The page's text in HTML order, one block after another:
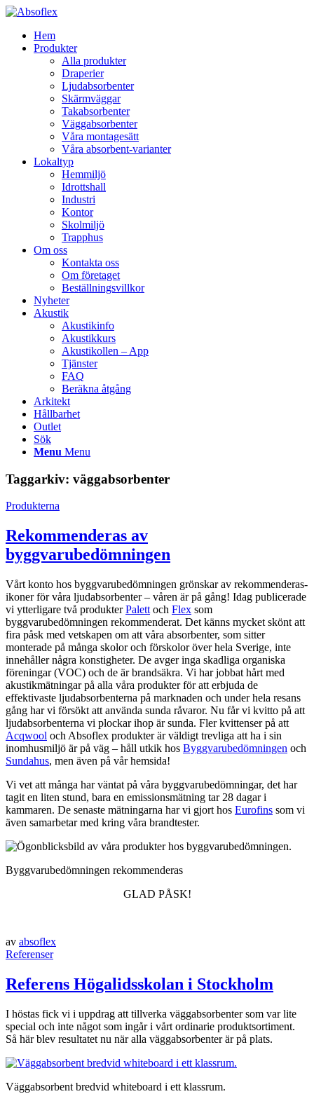
Hem
Produkter
Alla produkter
Draperier
Ljudabsorbenter
Skärmväggar
Takabsorbenter
Väggabsorbenter
Våra montagesätt
Våra absorbent-varianter
Lokaltyp
Hemmiljö
Idrottshall
Industri
Kontor
Skolmiljö
Trapphus
Om oss
Kontakta oss
Om företaget
Beställningsvillkor
Nyheter
Akustik
Akustikinfo
Akustikkurs
Akustikollen – App
Tjänster
FAQ
Beräkna åtgång
Arkitekt
Hållbarhet
Outlet
Sök
Menu Menu
Taggarkiv: väggabsorbenter
Produkterna
Rekommenderas av
byggvarubedömningen
Vårt konto hos byggvarubedömningen grönskar av rekommenderas-
ikoner för våra ljudabsorbenter – våren är på gång! Idag publicerade
vi ytterligare två produkterPalett och Flex som
byggvarubedömningen rekommenderat. Det känns mycket skönt att
fira påsk med vetskapen om att våra absorbenter, som sitter
monterade på många skolor och förskolor över hela Sverige, inte
innehåller några konstigheter. De avger inga skadliga organiska
föreningar (VOC) och de är brandsäkra. Vi har jobbat hårt med
akustikmätningar på alla våra produkter för att erbjuda de
effektivaste ljudabsorbenterna på marknaden och under hela resans
gång har vi försökt att använda sunda råvaror. Nu får vi kvitto på att
ljudabsorbenterna vi plockar ihop är sunda. Fler kvittenser på att
Acqwool och Absoflex produkter är väldigt trevliga att ha i sin
inomhusmiljö är på väg – håll utkik hos Byggvarubedömningen och
Sundahus, men även på vår hemsida!
Vi vet att många har väntat på våra byggvarubedömningar, det har
tagit en liten stund, bara en emissionsmätning tar 28 dagar i
kammaren. De senaste mätningarna har vi gjort hos Eurofins som vi
även samarbetar med kring våra brandtester.
Byggvarubedömningen rekommenderas
GLAD PÅSK!
av absoflex
Referenser
Referens Högalidsskolan i Stockholm
I höstas fick vi i uppdrag att tillverka väggabsorbenter som var lite
special och inte något som ingår i vårt ordinarie produktsortiment.
Så här blev resultatet nu när alla väggabsorbenter är på plats.
Väggabsorbent bredvid whiteboard i ett klassrum.